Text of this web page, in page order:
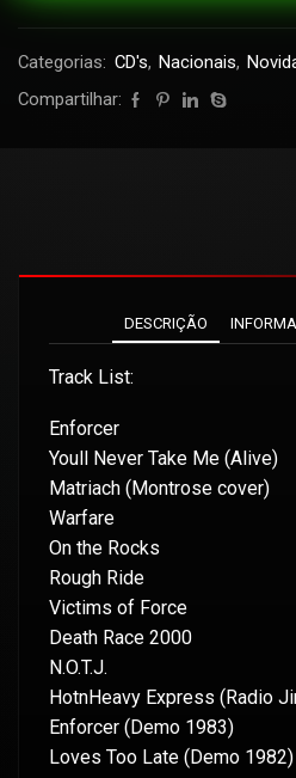
Categorias: CD's, Nacionais,
Compartilhar:
DESCRIÇÃO
Track List:
Enforcer
Youll Never Take Me (Alive)
Matriach (Montrose cover)
Warfare
On the Rocks
Rough Ride
Victims of Force
Death Race 2000
N.O.T.J.
HotnHeavy Express (Radio
Enforcer (Demo 1983)
Loves Too Late (Demo 1982)